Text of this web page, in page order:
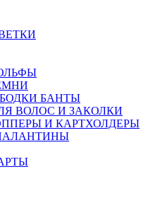
БАНТЫ
ВОЛОС И ЗАКОЛКИ
И КАРТХОЛДЕРЫ